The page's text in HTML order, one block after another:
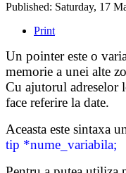
Published: Saturday, 17
Print
Un pointer este o
memorie a unei alte
Cu ajutorul adreselor
face referire la date.
Aceasta este sintaxa
tip *nume_variabila;